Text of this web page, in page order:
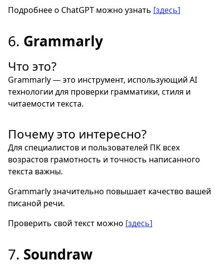
Подробнее о ChatGPT можно узнать [здесь]
6. Grammarly
Что это?
Grammarly — это инструмент, использующий AI
технологии для проверки грамматики, стиля и
читаемости текста.
Почему это интересно?
Для специалистов и пользователей ПК всех
возрастов грамотность и точность написанного
текста важны.
Grammarly значительно повышает качество вашей
писаной речи.
Проверить свой текст можно [здесь]
7. Soundraw